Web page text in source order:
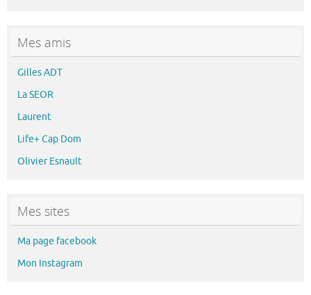
Mes amis
Gilles ADT
La SEOR
Laurent
Life+ Cap Dom
Olivier Esnault
Mes sites
Ma page facebook
Mon Instagram